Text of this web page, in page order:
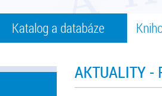
Katalog a databáze
AKTUALITY -